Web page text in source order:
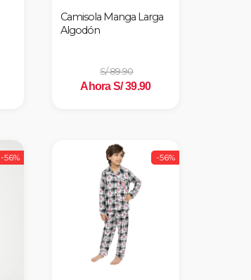
Camisola Manga Larga
Algodón
S/ 89.90
Ahora S/ 39.90
-56% -56%